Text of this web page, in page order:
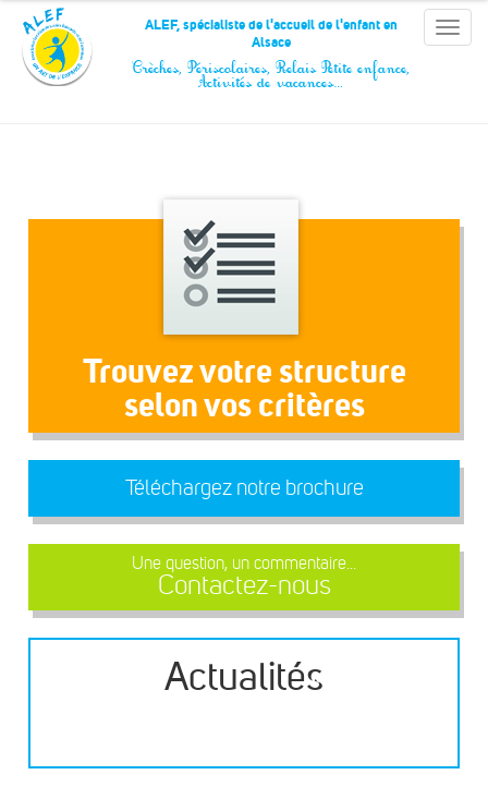
Panneau de gestion des cookies
Toggle
ALEF, spécialiste de l'accueil de l'enfant en
Alsace
Crèches, Périscolaires, Relais Petite enfance,
Activités de vacances…
Trouvez votre structure
selon vos critères
Téléchargez notre brochure
Une question, un commentaire...
Contactez-nous
Actualités